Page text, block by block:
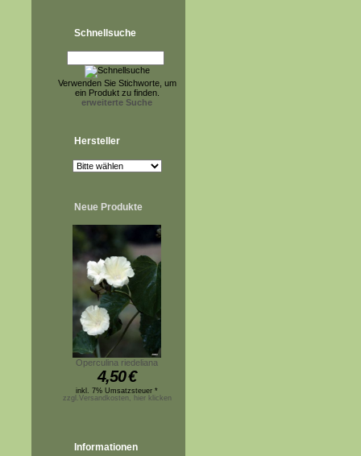
Schnellsuche
Verwenden Sie Stichworte, um
ein Produkt zu finden.
erweiterte Suche
Hersteller
Neue Produkte
Operculina riedeliana
4,50€
inkl. 7% Umsatzsteuer *
zzgl.Versandkosten, hier klicken
Informationen